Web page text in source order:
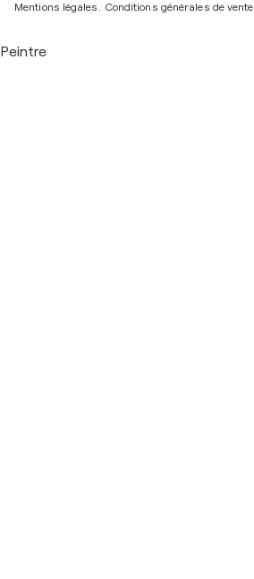
Mentions légales. Conditions générales de vente
Peintre